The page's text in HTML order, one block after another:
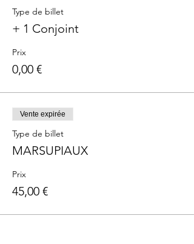
Type de billet
+ 1 Conjoint
Prix
0,00 €
Vente expirée
Type de billet
MARSUPIAUX
Prix
45,00 €